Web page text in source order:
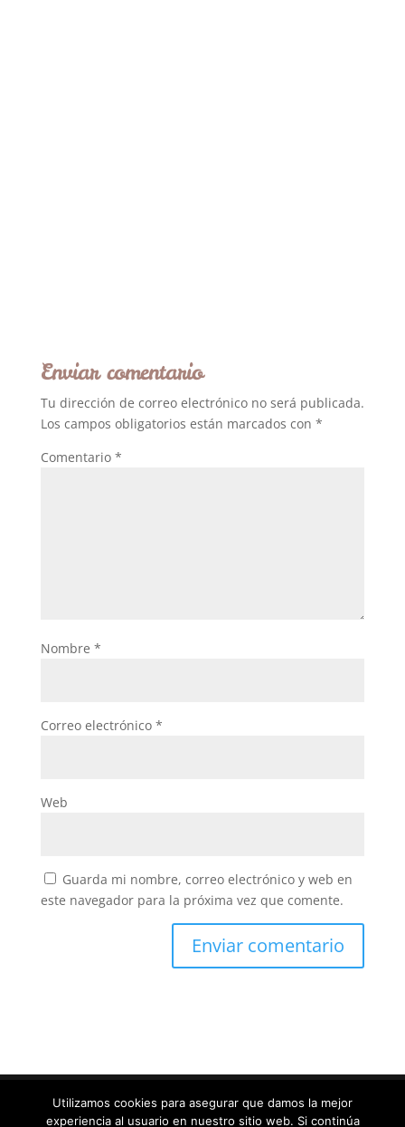
Enviar comentario
Tu dirección de correo electrónico no será publicada.
Los campos obligatorios están marcados con *
Comentario *
Nombre *
Correo electrónico *
Web
Guarda mi nombre, correo electrónico y web en
este navegador para la próxima vez que comente.
Utilizamos cookies para asegurar que damos la mejor
experiencia al usuario en nuestro sitio web. Si continúa